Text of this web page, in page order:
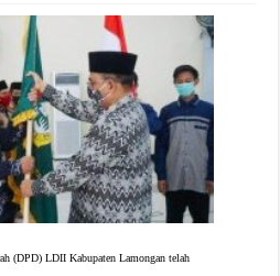
(DPD) LDII Kabupaten Lamongan telah